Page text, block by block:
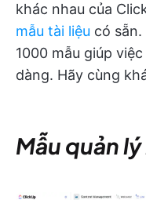
khác nhau của
mẫu tài liệu có
1000 mẫu giúp
dàng. Hãy cùng
Mẫu quản